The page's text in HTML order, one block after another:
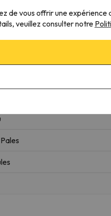
de vous offrir une expérience
veuillez consulter notre